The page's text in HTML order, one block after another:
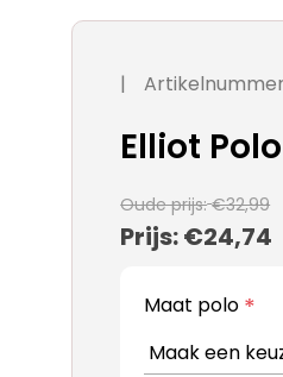
|
Elliot Polo
Oude prijs: €32,99
Prijs:€24,74
Maat polo *